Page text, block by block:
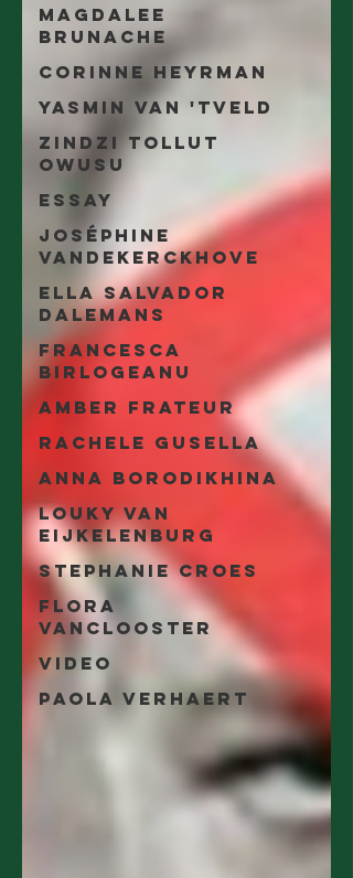
Magdalee
Brunache
Corinne Heyrman
Yasmin Van 'tveld
Zindzi Tollut
Owusu
essay
Joséphine
Vandekerckhove
Ella Salvador
Dalemans
Francesca
Birlogeanu
Amber Frateur
Rachele Gusella
Anna Borodikhina
Louky van
Eijkelenburg
Stephanie Croes
Flora
Vanclooster
Video
Paola Verhaert